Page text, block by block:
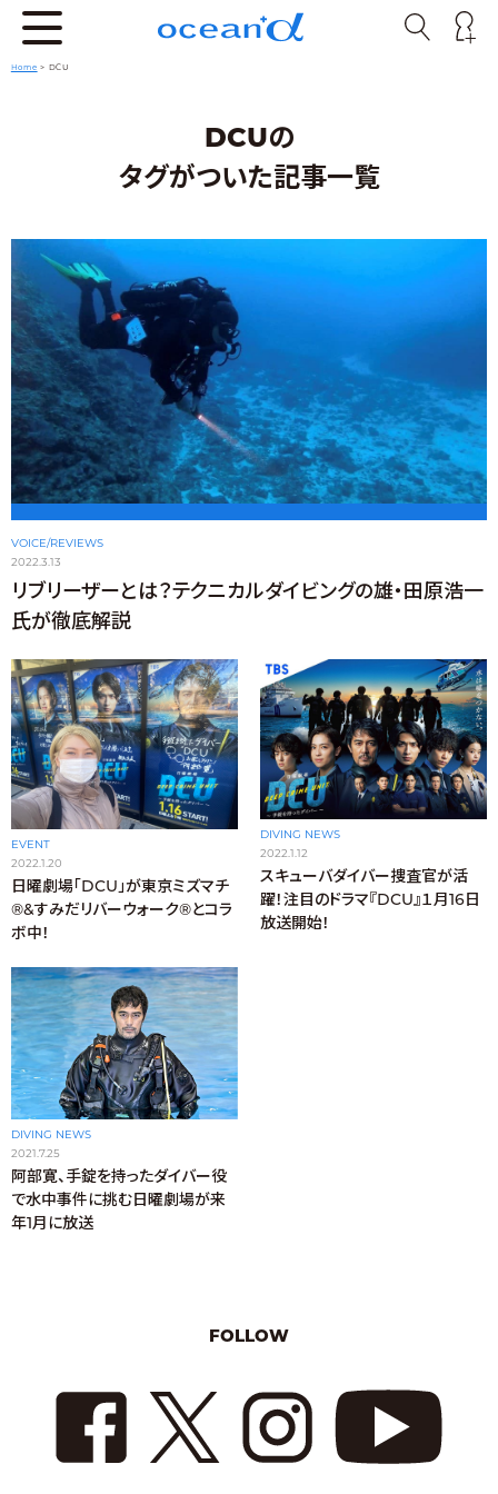
Home > DCU
DCUの
タグがついた記事一覧
VOICE/REVIEWS
2022.3.13
リブリーザーとは？テクニカルダイビングの雄・田原浩一
氏が徹底解説
EVENT
2022.1.20
日曜劇場「DCU」が東京ミズマチ
®️&すみだリバーウォーク®️とコラ
ボ中！
DIVING NEWS
2022.1.12
スキューバダイバー捜査官が活
躍！注目のドラマ『DCU』１月16日
放送開始！
DIVING NEWS
2021.7.25
阿部寛、手錠を持ったダイバー役
で水中事件に挑む日曜劇場が来
年1月に放送
FOLLOW